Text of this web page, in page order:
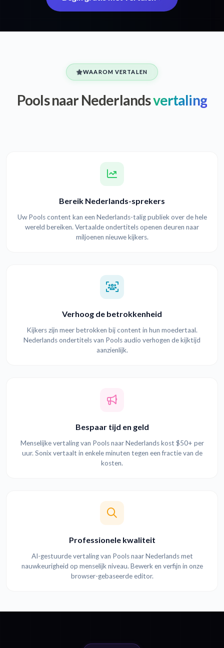
WAAROM VERTALEN
Pools naar Nederlandsvertaling
Bereik Nederlands-sprekers
Uw Pools content kan een Nederlands-talig publiek over de hele
wereld bereiken. Vertaalde ondertitels openen deuren naar
miljoenen nieuwe kijkers.
Verhoog de betrokkenheid
Kijkers zijn meer betrokken bij content in hun moedertaal.
Nederlands ondertitels van Pools audio verhogen de kijktijd
aanzienlijk.
Bespaar tijd en geld
Menselijke vertaling van Pools naar Nederlands kost $50+ per
uur. Sonix vertaalt in enkele minuten tegen een fractie van de
kosten.
Professionele kwaliteit
AI-gestuurde vertaling van Pools naar Nederlands met
nauwkeurigheid op menselijk niveau. Bewerk en verfijn in onze
browser-gebaseerde editor.